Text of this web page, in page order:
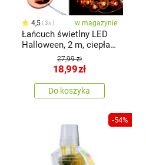
4,5 3x w magazynie
Łańcuch świetlny LED
Halloween, 2 m, ciepła
biel,na baterie
27,99 zł
18,99zł
Do koszyka
-54%